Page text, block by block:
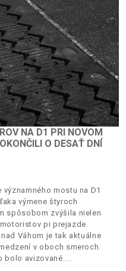
NA D1 PRI NOVOM
O DESAŤ DNÍ
mostu na D1
výmene štyroch
spôsobom zvýšila nielen
pi prejazde.
Váhom je tak aktuálne
v oboch smeroch.
bolo avizované.